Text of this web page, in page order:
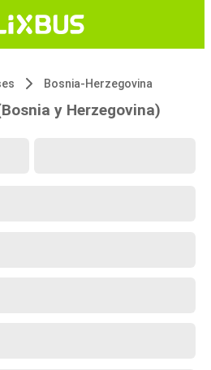
Bosnia-Herzegovina
y Herzegovina)